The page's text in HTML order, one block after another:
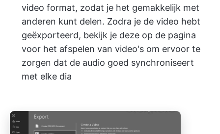
video format, zodat je het gemakkelijk met
anderen kunt delen. Zodra je de video hebt
geëxporteerd, bekijk je deze op de pagina
voor het afspelen van video's om ervoor te
zorgen dat de audio goed synchroniseert
met elke dia